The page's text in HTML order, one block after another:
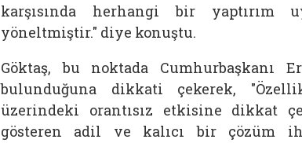
karşısında herhangi bir yaptırım
yöneltmiştir." diye konuştu.
Göktaş, bu noktada Cumhurbaşkanı
bulunduğuna dikkati çekerek,
üzerindeki orantısız etkisine dikkat
gösteren adil ve kalıcı bir çözüm